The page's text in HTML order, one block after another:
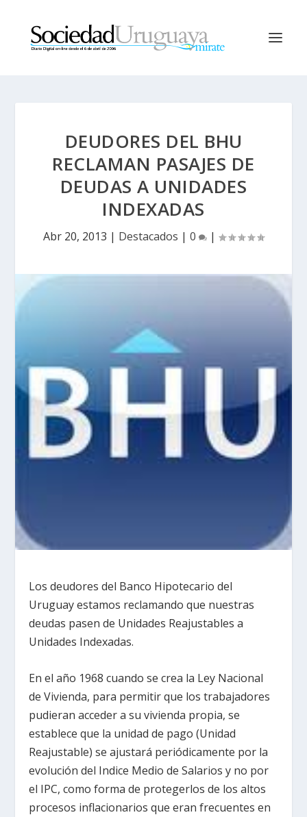
DEUDORES DEL BHU
RECLAMAN PASAJES DE
DEUDAS A UNIDADES
INDEXADAS
Abr 20, 2013 | Destacados | 0 |
Los deudores del Banco Hipotecario del
Uruguay estamos reclamando que nuestras
deudas pasen de Unidades Reajustables a
Unidades Indexadas.
En el año 1968 cuando se crea la Ley Nacional
de Vivienda, para permitir que los trabajadores
pudieran acceder a su vivienda propia, se
establece que la unidad de pago (Unidad
Reajustable) se ajustará periódicamente por la
evolución del Indice Medio de Salarios y no por
el IPC, como forma de protegerlos de los altos
procesos inflacionarios que eran frecuentes en